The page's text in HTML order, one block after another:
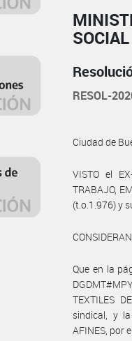
RESOL-
Ciudad de
VISTO el
TRABAJO,
(t.o.1.976) y
Que en la
TEXTILES
sindical, y la
AFINES, por